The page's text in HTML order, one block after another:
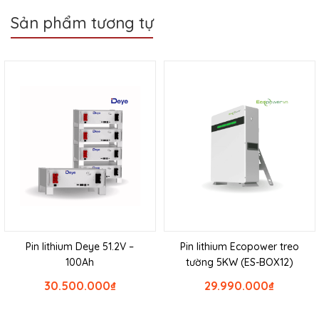
Sản phẩm tương tự
Pin lithium Deye 51.2V –
100Ah
₫
30.500.000
Pin lithium Ecopower treo
tường 5KW (ES-BOX12)
₫
29.990.000